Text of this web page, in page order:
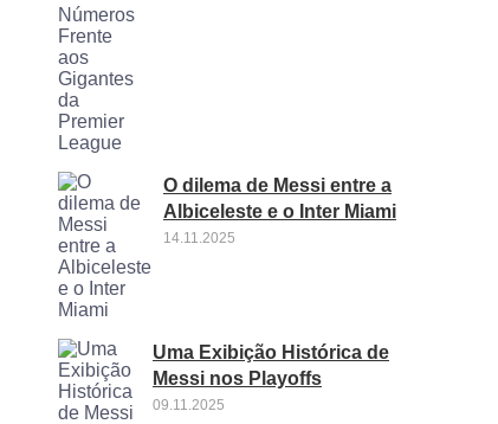
O dilema de Messi entre a
Albiceleste e o Inter Miami
14.11.2025
Uma Exibição Histórica de
Messi nos Playoffs
09.11.2025